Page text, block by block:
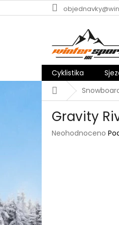
na
Cyklistika
Domů
Gravity
Průměrné
Neohodnoceno